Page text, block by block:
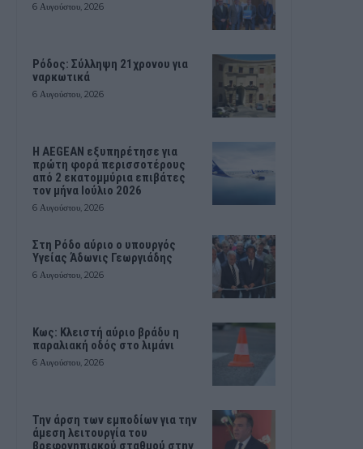
6 Αυγούστου, 2026
Ρόδος: Σύλληψη 21χρονου για
ναρκωτικά
6 Αυγούστου, 2026
Η AEGEAN εξυπηρέτησε για
πρώτη φορά περισσοτέρους
από 2 εκατομμύρια επιβάτες
τον μήνα Ιούλιο 2026
6 Αυγούστου, 2026
Στη Ρόδο αύριο ο υπουργός
Υγείας Άδωνις Γεωργιάδης
6 Αυγούστου, 2026
Κως: Κλειστή αύριο βράδυ η
παραλιακή οδός στο λιμάνι
6 Αυγούστου, 2026
Την άρση των εμποδίων για την
άμεση λειτουργία του